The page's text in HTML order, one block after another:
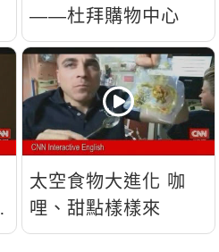
——杜拜購物中心
太空食物大進化 咖
哩、甜點樣樣來